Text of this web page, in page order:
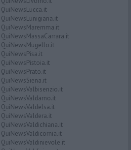
QuiNewsLucca.it
QuiNewsLunigiana.it
QuiNewsMaremma.it
QuiNewsMassaCarrara.it
QuiNewsMugello.it
QuiNewsPisa.it
QuiNewsPistoia.it
QuiNewsPrato.it
QuiNewsSiena.it
QuiNewsValbisenzio.it
QuiNewsValdarno.it
QuiNewsValdelsa.it
QuiNewsValdera.it
QuiNewsValdichiana.it
QuiNewsValdicornia.it
QuiNewsValdinievole.it